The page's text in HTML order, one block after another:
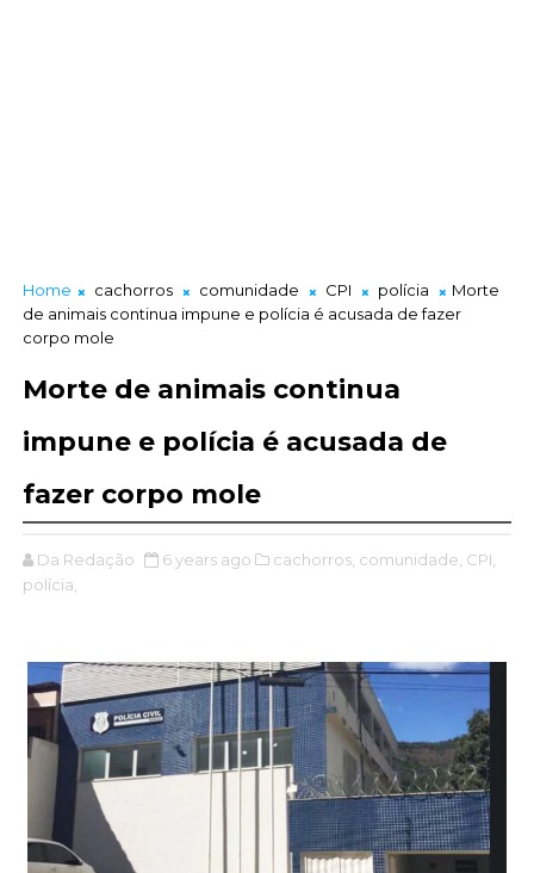
Home cachorros comunidade CPI polícia
Morte
de animais continua impune e polícia é acusada de fazer
corpo mole
Morte de animais continua
impune e polícia é acusada de
fazer corpo mole
Da Redação 6 years ago cachorros, comunidade, CPI,
polícia,